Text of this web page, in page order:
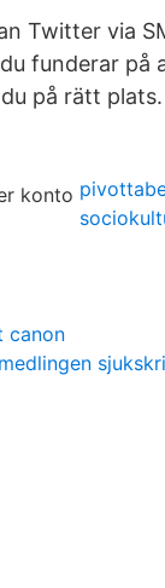
Twitter via
funderar på
på rätt plats.
canon